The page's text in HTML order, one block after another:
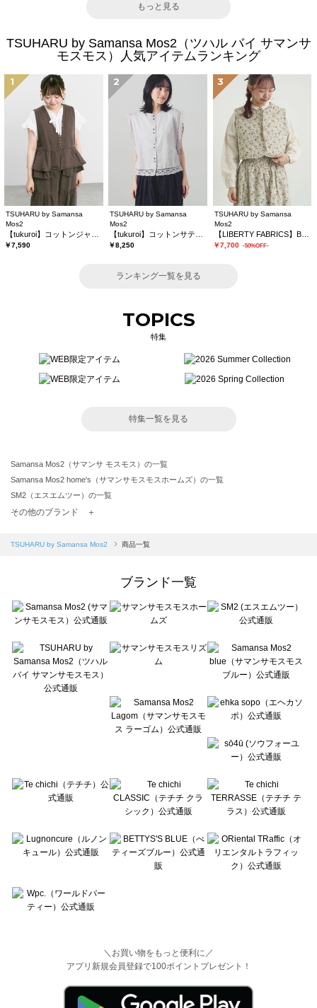
もっと見る
TSUHARU by Samansa Mos2（ツハル バイ サマンサ
モスモス）人気アイテムランキング
1
TSUHARU by Samansa
Mos2
￥7,590
2
TSUHARU by Samansa
Mos2
￥8,250
3
TSUHARU by Samansa
Mos2
【LIBERTY FABRICS】BEATRICE柄キルトベスト
￥7,700 -50%OFF-
ランキング一覧を見る
TOPICS
特集
特集一覧を見る
Samansa Mos2（サマンサ モスモス）の一覧
Samansa Mos2 home's（サマンサモスモスホームズ）の一覧
SM2（エスエムツー）の一覧
TSUHARU by Samansa Mos2（ツハルバイサマンサモスモス）の一覧
Samansa Mos2 blue（サマンサモスモス ブルー）の一覧
Te chichi（テチチ）の一覧
Te chichi CLASSIC（テチチ クラシック）の一覧
Lugnoncure（ルノンキュール）の一覧
BETTY'S BLUE（べティーズブルー）の一覧
Wpc.（ワールドパーティー）の一覧
その他のブランド ＋
TSUHARU by Samansa Mos2 商品一覧
ブランド一覧
＼お買い物をもっと便利に／
アプリ新規会員登録で100ポイントプレゼント！